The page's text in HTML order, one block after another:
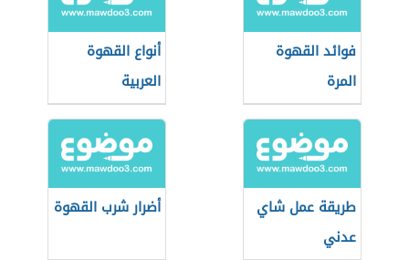
فوائد القهوة
المرة
أنواع القهوة
العربية
طريقة عمل شاي
عدني
أضرار شرب القهوة